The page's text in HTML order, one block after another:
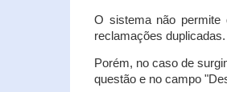
O sistema não permite
reclamações duplicadas.
Porém, no caso de
questão e no campo